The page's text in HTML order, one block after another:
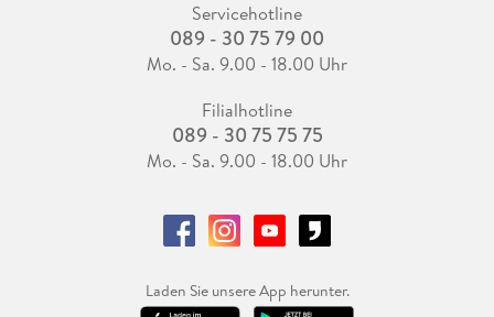
Servicehotline
089 - 30 75 79 00
Mo. - Sa. 9.00 - 18.00 Uhr
Filialhotline
089 - 30 75 75 75
Mo. - Sa. 9.00 - 18.00 Uhr
Laden Sie unsere App herunter.